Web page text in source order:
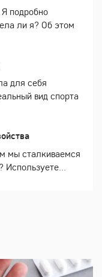
подробно
ли я? Об этом
для себя
вид спорта
мы сталкиваемся